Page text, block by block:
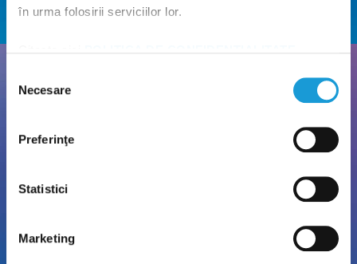
în urma folosirii serviciilor lor.
consimțământului
Necesare
Preferinţe
Statistici
Marketing
Parcare gratuită
Nu pierde timpul căutând loc de parcare! Poți parca
gratuit la locațiile noastre.